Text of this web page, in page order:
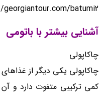
batumi2/
آشنایی بیشتر با باتومی
چاکاپولی
چاکاپولی یکی دیگر از
کمی ترکیبی متفوت دارد